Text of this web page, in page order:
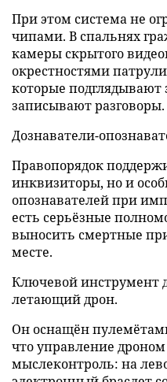
При этом система не
чипами. В спальнях
камеры скрытого
окрестностями
которые
записывают разговоры.
Дознаватели-
Правопорядок
инквизиторы, но и
опознавателей при
есть серьёзные
выносить смертные
месте.
Ключевой инструмент
летающий дрон.
Он оснащён
что управление дроном
мыслеконтроль: на